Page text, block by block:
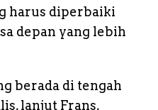
harus diperbaiki
depan yang lebih
berada di tengah
lanjut Frans,